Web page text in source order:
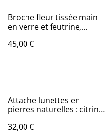
Broche fleur tissée main
en verre et feutrine,
pièce unique
45,00 €
Attache lunettes en
pierres naturelles : citrine
pièce unique
32,00 €